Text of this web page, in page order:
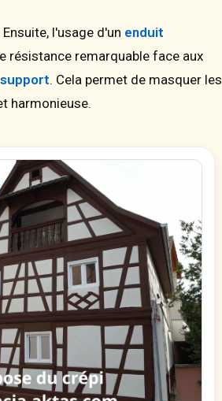
l'usage d'un enduit
résistance remarquable face aux
. Cela permet de masquer les
harmonieuse.